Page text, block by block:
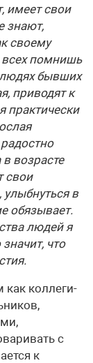
имеет свои
знают,
своему
всех помнишь
бывших
приводят к
практически
возрасте
свои
улыбнуться в
обязывает.
людей я
что
как коллеги-
с
к